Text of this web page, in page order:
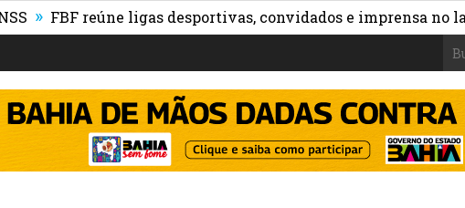
FBF reúne ligas desportivas, convidados e imprensa no